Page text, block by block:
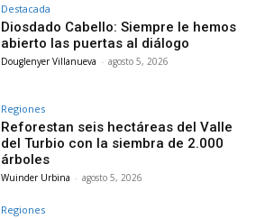
Destacada
Diosdado Cabello: Siempre le hemos
abierto las puertas al diálogo
Douglenyer Villanueva - agosto 5, 2026
Regiones
Reforestan seis hectáreas del Valle
del Turbio con la siembra de 2.000
árboles
Wuinder Urbina - agosto 5, 2026
Regiones